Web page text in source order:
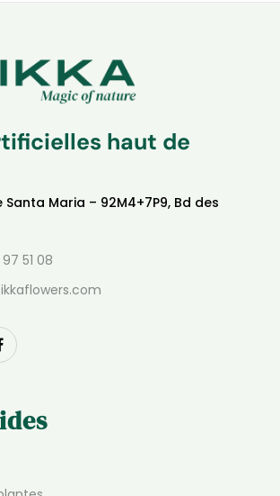
haut de
Maria – 92M4+7P9, Bd des
51 08